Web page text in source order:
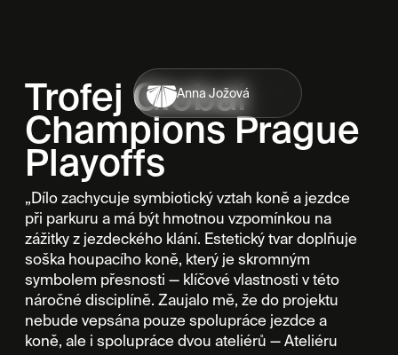
Trofej Global
Champions Prague
Playoffs
„Dílo zachycuje symbiotický vztah koně a jezdce
při parkuru a má být hmotnou vzpomínkou na
zážitky z jezdeckého klání. Estetický tvar doplňuje
soška houpacího koně, který je skromným
symbolem přesnosti — klíčové vlastnosti v této
náročné disciplíně. Zaujalo mě, že do projektu
nebude vepsána pouze spolupráce jezdce a
koně, ale i spolupráce dvou ateliérů — Ateliéru
Anna Jožová